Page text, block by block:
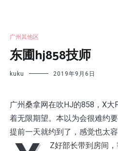
广州其他区
东圃hj858技师
kuku 2019年9月6日
广州桑拿网在吹HJ的858，X大
着无限期望。本以为会很难约
提前一天就约到了，感觉也太
Z好部长带到房间